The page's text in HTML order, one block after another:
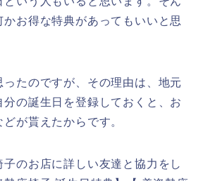
お得な特典があってもいいと思
ったのですが、その理由は、地元
の誕生日を登録しておくと、お
が貰えたからです。
のお店に詳しい友達と協力をし